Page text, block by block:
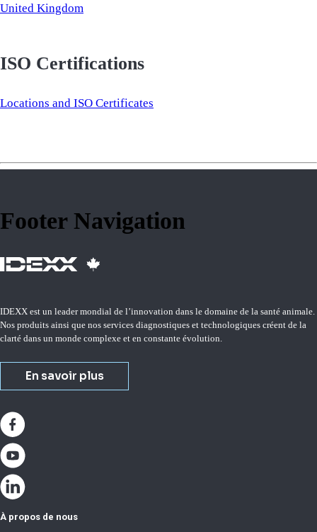
United Kingdom
ISO Certifications
Locations and ISO Certificates
Footer Navigation
IDEXX est un leader mondial de l’innovation dans le domaine de la santé animale.
Nos produits ainsi que nos services diagnostiques et technologiques créent de la
clarté dans un monde complexe et en constante évolution.
En savoir plus
À propos de nous